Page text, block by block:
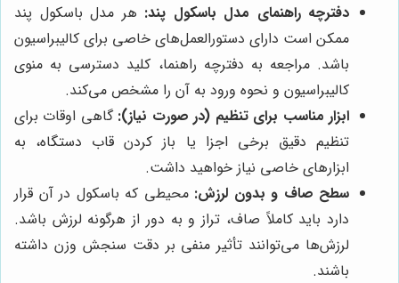
دفترچه راهنمای مدل باسکول پند: هر مدل باسکول پند
ممکن است دارای دستورالعمل‌های خاصی برای کالیبراسیون
باشد. مراجعه به دفترچه راهنما، کلید دسترسی به منوی
کالیبراسیون و نحوه ورود به آن را مشخص می‌کند.
ابزار مناسب برای تنظیم (در صورت نیاز): گاهی اوقات برای
تنظیم دقیق برخی اجزا یا باز کردن قاب دستگاه، به
ابزارهای خاصی نیاز خواهید داشت.
سطح صاف و بدون لرزش: محیطی که باسکول در آن قرار
دارد باید کاملاً صاف، تراز و به دور از هرگونه لرزش باشد.
لرزش‌ها می‌توانند تأثیر منفی بر دقت سنجش وزن داشته
باشند.